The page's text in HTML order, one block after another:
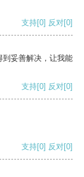
支持[0] 反对[0]
到妥善解决，让我能
支持[0] 反对[0]
支持[0] 反对[0]